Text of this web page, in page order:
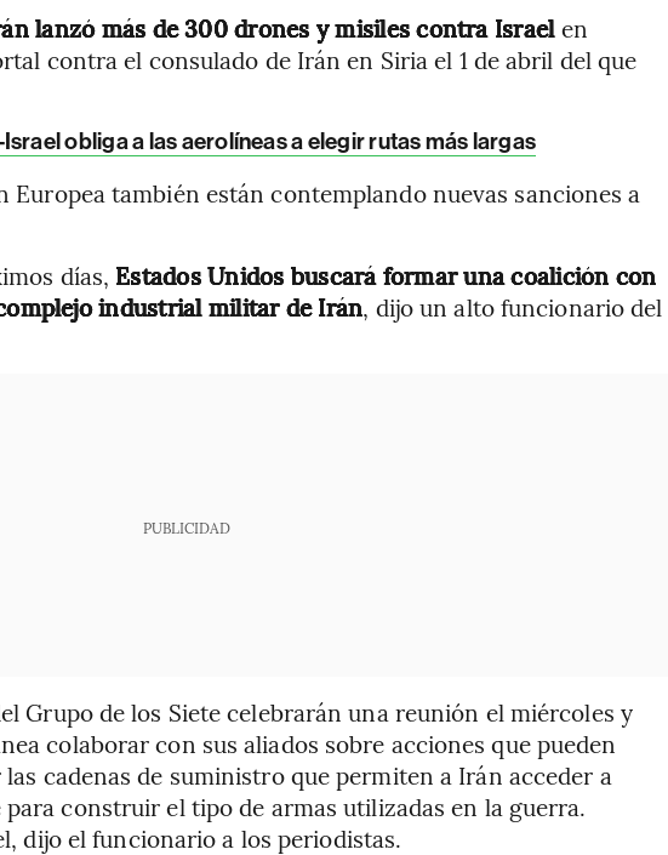
lanzó más de 300 drones y misiles contra Israelen
contra el consulado de Irán en Siria el 1 de abril del que
obliga a las aerolíneas a elegir rutas más largas
también están contemplando nuevas sanciones a
días, Estados Unidos buscará formar una coalición con
industrial militar de Irán, dijo un alto funcionario del
PUBLICIDAD
Grupo de los Siete celebrarán una reunión el miércoles y
colaborar con sus aliados sobre acciones que pueden
cadenas de suministro que permiten a Irán acceder a
construir el tipo de armas utilizadas en la guerra.
dijo el funcionario a los periodistas.